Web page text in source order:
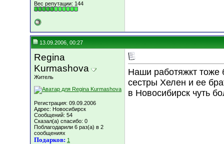
Вес репутации: 144
13.09.2006, 00:27
Regina
Kurmashova
Житель
Регистрация: 09.09.2006
Адрес: Новосибирск
Сообщений: 54
Сказал(а) спасибо: 0
Поблагодарили 6 раз(а) в 2
сообщениях
Подарков: 1
Наши работяжкт тоже
сестры Хелен и ее
в Новосибирск чуть